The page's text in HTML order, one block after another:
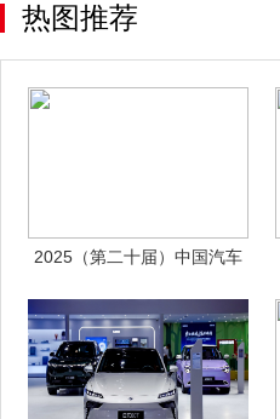
热图推荐
2025（第二十届）中国汽车